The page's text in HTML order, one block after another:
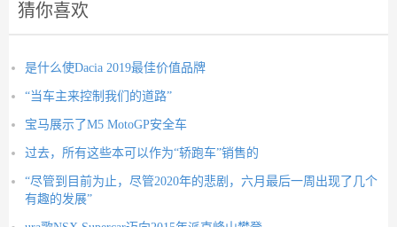
猜你喜欢
是什么使Dacia 2019最佳价值品牌
“当车主来控制我们的道路”
宝马展示了M5 MotoGP安全车
过去，所有这些本可以作为“轿跑车”销售的
“尽管到目前为止，尽管2020年的悲剧，六月最后一周出现了几个
有趣的发展”